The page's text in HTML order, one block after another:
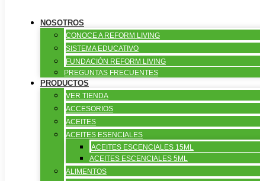
NOSOTROS
CONOCE A REFORM LIVING
SISTEMA EDUCATIVO
FUNDACIÓN REFORM LIVING
PREGUNTAS FRECUENTES
PRODUCTOS
VER TIENDA
ACCESORIOS
ACEITES
ACEITES ESENCIALES
ACEITES ESCENCIALES 15ML
ACEITES ESCENCIALES 5ML
ALIMENTOS